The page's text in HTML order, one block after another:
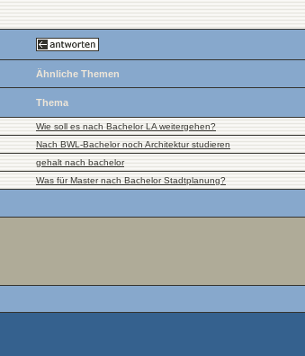
Ähnliche Themen
Thema
Wie soll es nach Bachelor LA weitergehen?
Nach BWL-Bachelor noch Architektur studieren
gehalt nach bachelor
Was für Master nach Bachelor Stadtplanung?